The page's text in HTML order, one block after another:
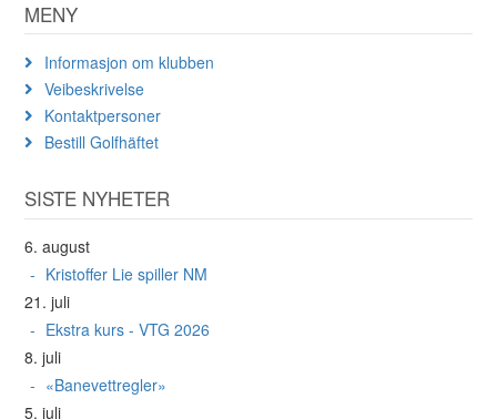
MENY
Informasjon om klubben
Veibeskrivelse
Kontaktpersoner
Bestill Golfhäftet
SISTE NYHETER
6. august
Kristoffer Lie spiller NM
21. juli
Ekstra kurs - VTG 2026
8. juli
«Banevettregler»
5. juli